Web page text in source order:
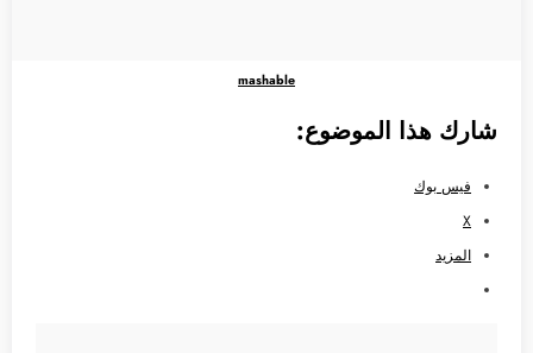
mashable
شارك هذا الموضوع:
فيس بوك
X
المزيد